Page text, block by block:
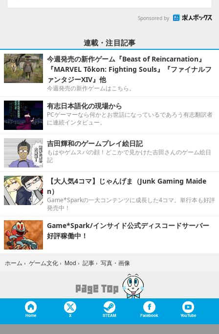
Sponsored by
連載・注目記事
今週発売の新作ゲーム『Beast of Reincarnation』
『MARVEL Tōkon: Fighting Souls』『ファイナルフ
ァンタジーXIV』他
今週発売の新作ゲームはこちら。
有志日本語化の現場から
PCゲーマーなら何かとお世話になっているであろう有志翻訳者
に連続インタビュー。
吉田輝和のゲームプレイ絵日記
もはやゲムスパの顔！どこかで見かけた吉田さんのゲーム絵日
記
【大人気4コマ】じゃんげま（Junk Gaming Maide
n）
Game*Sparkの一大コンテンツに成長した4コマ。単行本も好評
発売中！
Game*Spark/インサイド公式ディスコードサーバー
好評稼働中！
ホーム › ゲーム文化 › Mod › 記事 › 写真・画像
Home X STEAM Facebook YouTube